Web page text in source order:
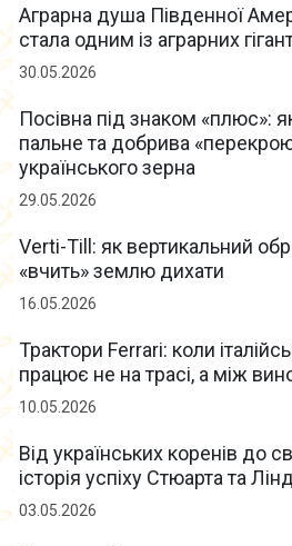
Аграрна душа Південної
стала одним із аграрних
30.05.2026
Посівна під знаком «плюс»:
пальне та добрива
українського зерна
29.05.2026
Verti-Till: як вертикальний
«вчить» землю дихати
16.05.2026
Трактори Ferrari: коли
працює не на трасі, а між
10.05.2026
Від українських коренів до
історія успіху Стюарта та
03.05.2026